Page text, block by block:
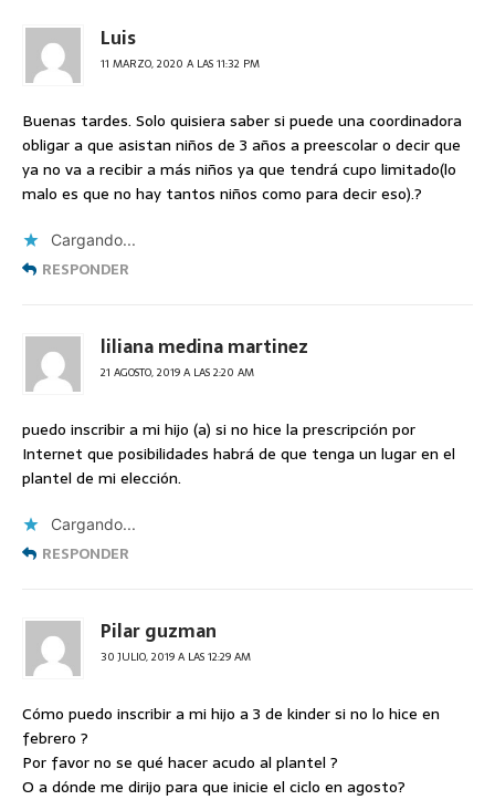
Luis
11 MARZO, 2020 A LAS 11:32 PM
Buenas tardes. Solo quisiera saber si puede una coordinadora
obligar a que asistan niños de 3 años a preescolar o decir que
ya no va a recibir a más niños ya que tendrá cupo limitado(lo
malo es que no hay tantos niños como para decir eso).?
Cargando...
RESPONDER
liliana medina martinez
21 AGOSTO, 2019 A LAS 2:20 AM
puedo inscribir a mi hijo (a) si no hice la prescripción por
Internet que posibilidades habrá de que tenga un lugar en el
plantel de mi elección.
Cargando...
RESPONDER
Pilar guzman
30 JULIO, 2019 A LAS 12:29 AM
Cómo puedo inscribir a mi hijo a 3 de kinder si no lo hice en
febrero ?
Por favor no se qué hacer acudo al plantel ?
O a dónde me dirijo para que inicie el ciclo en agosto?